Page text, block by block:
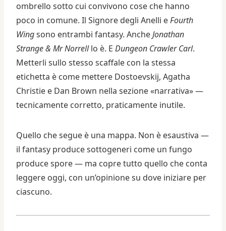
ombrello sotto cui convivono cose che hanno
poco in comune. Il Signore degli Anelli eFourth
Wingsono entrambi fantasy. AncheJonathan
Strange & Mr Norrelllo è. E Dungeon Crawler Carl.
Metterli sullo stesso scaffale con la stessa
etichetta è come mettere Dostoevskij, Agatha
Christie e Dan Brown nella sezione «narrativa» —
tecnicamente corretto, praticamente inutile.
Quello che segue è una mappa. Non è esaustiva —
il fantasy produce sottogeneri come un fungo
produce spore — ma copre tutto quello che conta
leggere oggi, con un’opinione su dove iniziare per
ciascuno.